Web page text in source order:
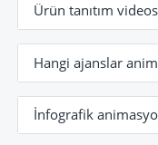
Ürün tanıtım
Hangi ajanslar
İnfografik